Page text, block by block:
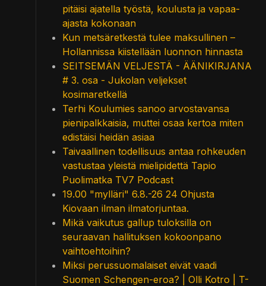
pitäisi ajatella työstä, koulusta ja vapaa-
ajasta kokonaan
Kun metsäretkestä tulee maksullinen –
Hollannissa kiistellään luonnon hinnasta
SEITSEMÄN VELJESTÄ - ÄÄNIKIRJANA
# 3. osa - Jukolan veljekset
kosimaretkellä
Terhi Koulumies sanoo arvostavansa
pienipalkkaisia, muttei osaa kertoa miten
edistäisi heidän asiaa
Taivaallinen todellisuus antaa rohkeuden
vastustaa yleistä mielipidettä Tapio
Puolimatka TV7 Podcast
19.00 "mylläri" 6.8.-26 24 Ohjusta
Kiovaan ilman ilmatorjuntaa.
Mikä vaikutus gallup tuloksilla on
seuraavan hallituksen kokoonpano
vaihtoehtoihin?
Miksi perussuomalaiset eivät vaadi
Suomen Schengen-eroa? | Olli Kotro | T-